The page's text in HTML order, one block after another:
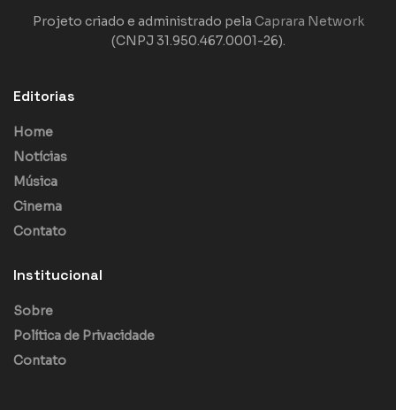
Projeto criado e administrado pela Caprara Network
(CNPJ 31.950.467.0001-26).
Editorias
Home
Notícias
Música
Cinema
Contato
Institucional
Sobre
Política de Privacidade
Contato